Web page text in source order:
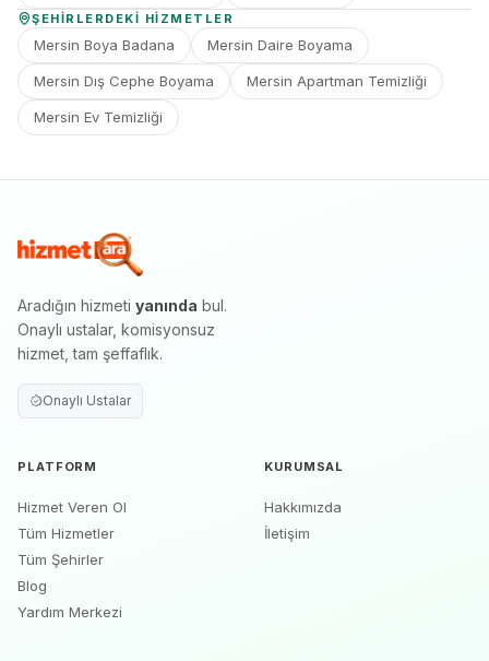
ŞEHIRLERDEKI HIZMETLER
Mersin Boya Badana Mersin Daire Boyama
Mersin Dış Cephe Boyama Mersin Apartman Temizliği
Mersin Ev Temizliği
Aradığın hizmeti yanında bul.
Onaylı ustalar, komisyonsuz
hizmet, tam şeffaflık.
Onaylı Ustalar
PLATFORM
Hizmet Veren Ol
Tüm Hizmetler
Tüm Şehirler
Blog
Yardım Merkezi
KURUMSAL
Hakkımızda
İletişim